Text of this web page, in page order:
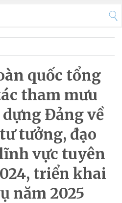
quốc tổng
tham mưu
Đảng về
tưởng, đạo
vực tuyên
triển khai
năm 2025